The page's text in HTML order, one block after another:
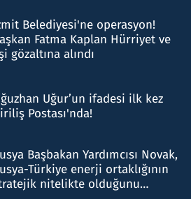
Belediyesi'ne operasyon!
Fatma Kaplan Hürriyet ve
gözaltına alındı
Uğur’un ifadesi ilk kez
Postası'nda!
Başbakan Yardımcısı Novak,
Türkiye enerji ortaklığının
nitelikte olduğunu